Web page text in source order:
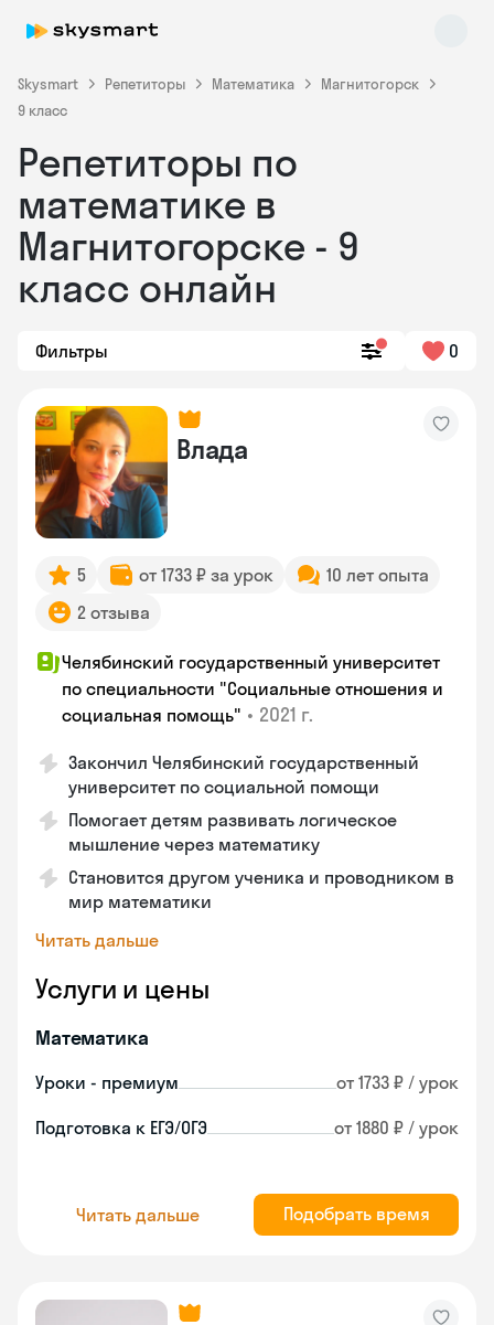
Skysmart Репетиторы Математика
Магнитогорск
9 класс
Репетиторы по
математике в
Магнитогорске - 9
класс онлайн
Фильтры 0
Влада
5 от 1733 ₽ за урок
10 лет опыта
2 отзыва
Челябинский государственный университет
по специальности "Социальные отношения и
социальная помощь" • 2021 г.
Закончил Челябинский государственный
университет по социальной помощи
Помогает детям развивать логическое
мышление через математику
Становится другом ученика и проводником в
мир математики
Читать дальше
Услуги и цены
Математика
Уроки - премиум от 1733 ₽ / урок
Подготовка к ЕГЭ/ОГЭ от 1880 ₽ / урок
Читать дальше Подобрать время